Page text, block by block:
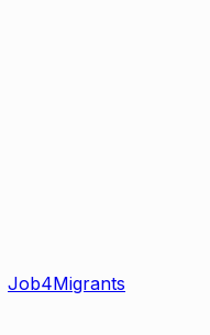
Job4Migrants